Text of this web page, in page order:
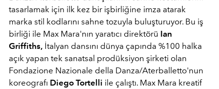
tasarlamak için ilk kez bir işbirliğine imza atarak
marka stil kodlarını sahne tozuyla buluşturuyor. Bu iş
birliği ile Max Mara'nın yaratıcı direktörü Ian
Griffiths, İtalyan dansını dünya çapında %100 halka
açık yapan tek sanatsal prodüksiyon şirketi olan
Fondazione Nazionale della Danza/Aterballetto'nun
koreografı Diego Tortelli ile çalıştı. Max Mara kreatif